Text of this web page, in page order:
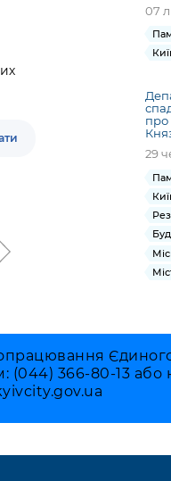
07
про
29
(044) 366-80-13